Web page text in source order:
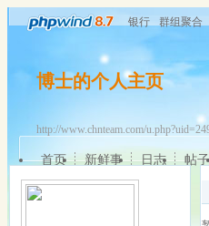
银行 群组聚合
博士的个人主页
http://www.chnteam.com/
首页 新鲜事 日志 帖子